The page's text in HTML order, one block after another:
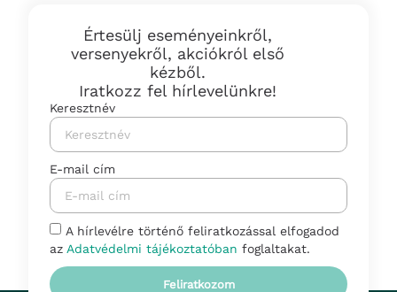
Értesülj eseményeinkről,
versenyekről, akciókról első
kézből.
Iratkozz fel hírlevelünkre!
Keresztnév
E-mail cím
A hírlevélre történő feliratkozással elfogadod
az Adatvédelmi tájékoztatóban foglaltakat.
Feliratkozom